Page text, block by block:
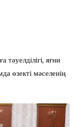
тәуелділігі, яғни
өзекті мәселенің